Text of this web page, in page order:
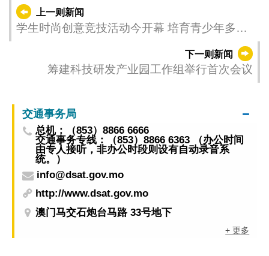
上一则新闻
学生时尚创意竞技活动今开幕 培育青少年多元
下一则新闻
筹建科技研发产业园工作组举行首次会议
交通事务局
总机：（853）8866 6666
交通事务专线：（853）8866 6363 （办公时间
由专人接听，非办公时段则设有自动录音系
统。）
info@dsat.gov.mo
http://www.dsat.gov.mo
澳门马交石炮台马路 33号地下
+ 更多